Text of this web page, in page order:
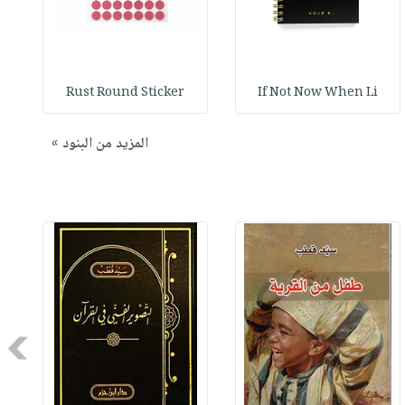
If Not Now When Li
Rust Round Sticker
المزيد من البنود »